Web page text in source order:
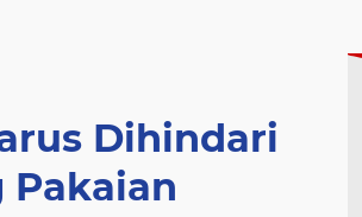
Dihindari